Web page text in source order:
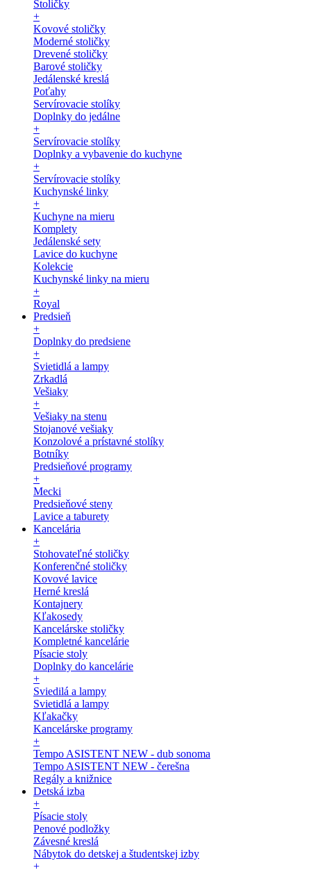
Stoličky
+
Kovové stoličky
Moderné stoličky
Drevené stoličky
Barové stoličky
Jedálenské kreslá
Poťahy
Servírovacie stolíky
Doplnky do jedálne
+
Servírovacie stolíky
Doplnky a vybavenie do kuchyne
+
Servírovacie stolíky
Kuchynské linky
+
Kuchyne na mieru
Komplety
Jedálenské sety
Lavice do kuchyne
Kolekcie
Kuchynské linky na mieru
+
Royal
Predsieň
+
Doplnky do predsiene
+
Svietidlá a lampy
Zrkadlá
Vešiaky
+
Vešiaky na stenu
Stojanové vešiaky
Konzolové a prístavné stolíky
Botníky
Predsieňové programy
+
Mecki
Predsieňové steny
Lavice a taburety
Kancelária
+
Stohovateľné stoličky
Konferenčné stoličky
Kovové lavice
Herné kreslá
Kontajnery
Kľakosedy
Kancelárske stoličky
Kompletné kancelárie
Písacie stoly
Doplnky do kancelárie
+
Sviedilá a lampy
Svietidlá a lampy
Kľakačky
Kancelárske programy
+
Tempo ASISTENT NEW - dub sonoma
Tempo ASISTENT NEW - čerešna
Regály a knižnice
Detská izba
+
Písacie stoly
Penové podložky
Závesné kreslá
Nábytok do detskej a študentskej izby
+